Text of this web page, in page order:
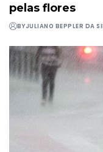
pelas flores
BYJULIANO BEPPLER DA